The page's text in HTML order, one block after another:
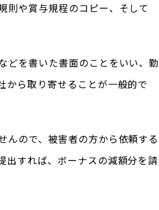
則や賞与規程のコピー、そして
どを書いた書面のことをいい、勤
から取り寄せることが一般的で
んので、被害者の方から依頼する
出すれば、ボーナスの減額分を請